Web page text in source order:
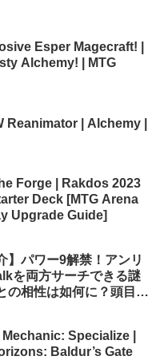
Esper Magecraft! |
Alchemy! | MTG
Reanimator | Alchemy |
Forge | Rakdos 2023
Deck [MTG Arena
Upgrade Guide]
】パワー9解禁！アンリ
を両方サーチできる謎
の相性は如何に？頭目カ
Specialize |
Baldur’s Gate